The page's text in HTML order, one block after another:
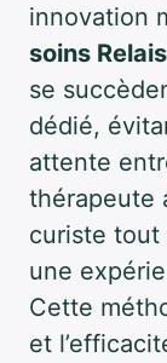
innovation
soins
se
dédié,
attente
thérapeute
curiste tout
une
Cette
et